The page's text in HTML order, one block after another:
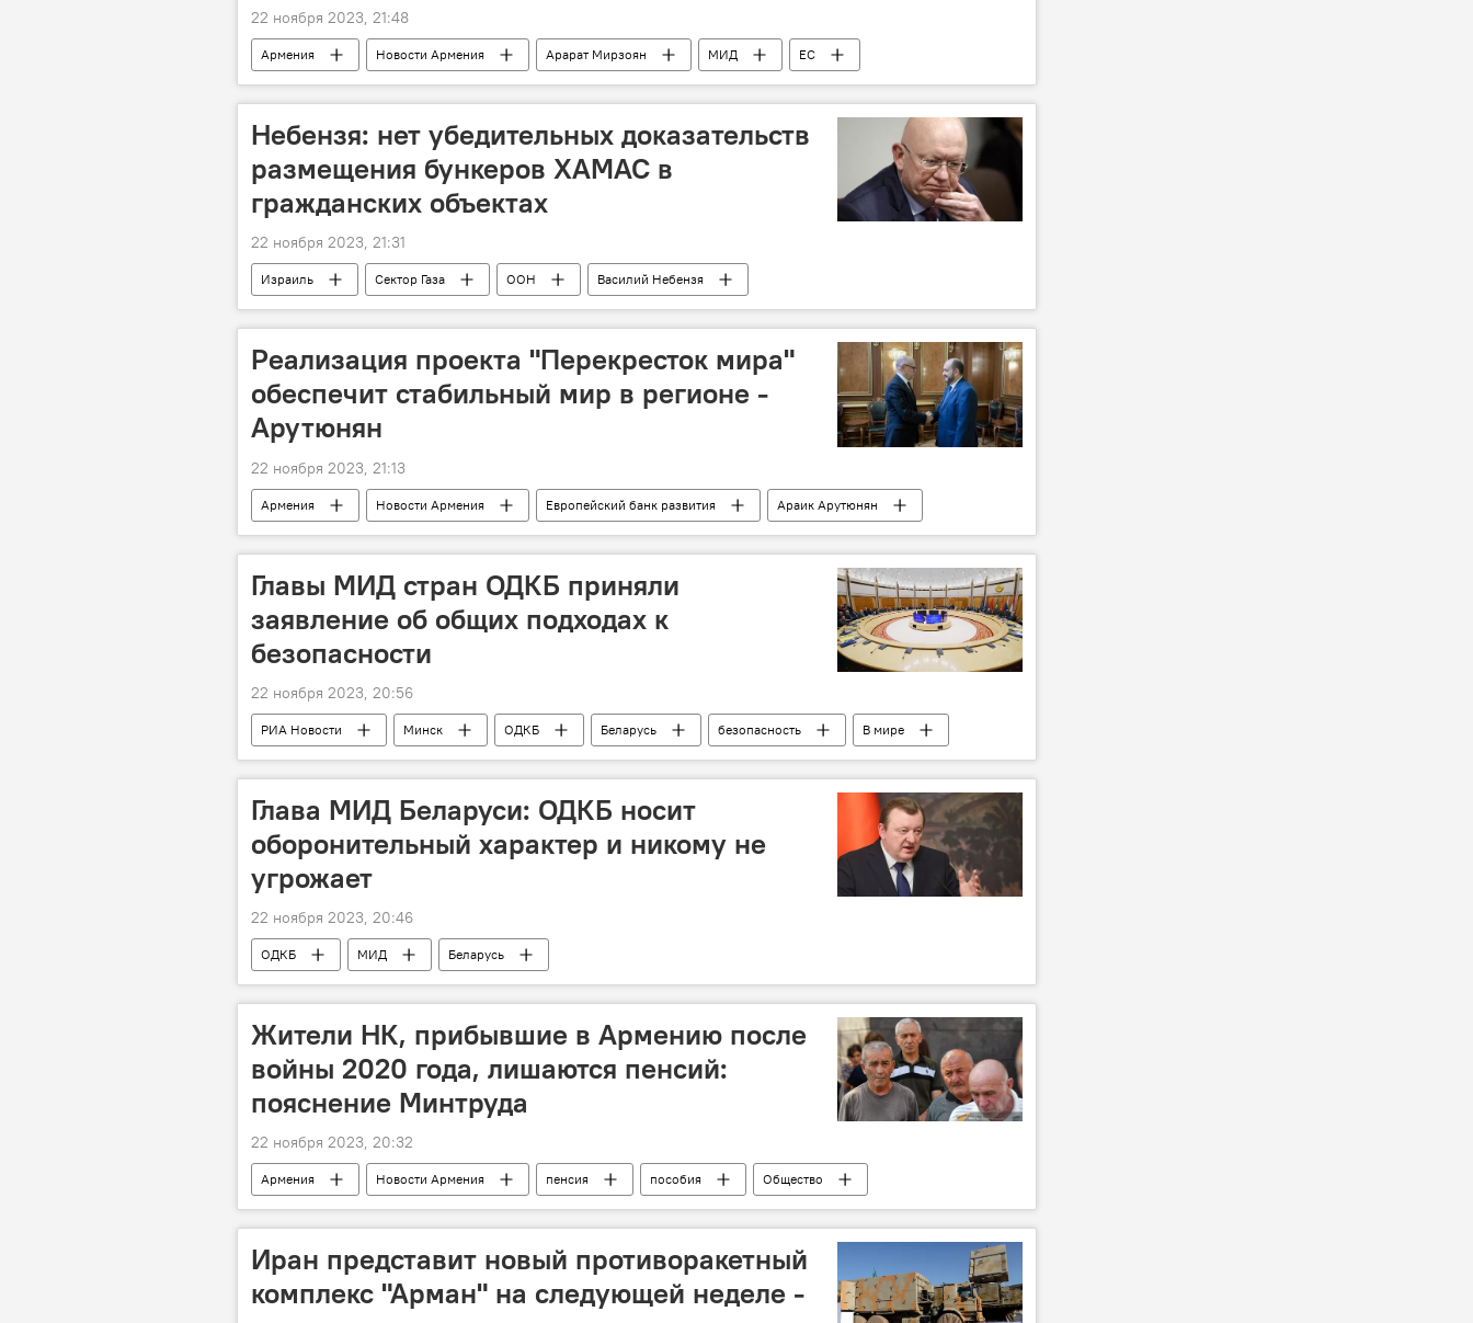
22 ноября 2023, 21:48
Армения Новости Армения Арарат Мирзоян МИД ЕС
Небензя: нет убедительных доказательств
размещения бункеров ХАМАС в
гражданских объектах
22 ноября 2023, 21:31
Израиль Сектор Газа ООН Василий Небензя
Реализация проекта "Перекресток мира"
обеспечит стабильный мир в регионе -
Арутюнян
22 ноября 2023, 21:13
Армения Новости Армения Европейский банк развития Араик Арутюнян
Главы МИД стран ОДКБ приняли
заявление об общих подходах к
безопасности
22 ноября 2023, 20:56
РИА Новости Минск ОДКБ Беларусь безопасность В мире
Глава МИД Беларуси: ОДКБ носит
оборонительный характер и никому не
угрожает
22 ноября 2023, 20:46
ОДКБ МИД Беларусь
Жители НК, прибывшие в Армению после
войны 2020 года, лишаются пенсий:
пояснение Минтруда
22 ноября 2023, 20:32
Армения Новости Армения пенсия пособия Общество
Иран представит новый противоракетный
комплекс "Арман" на следующей неделе -